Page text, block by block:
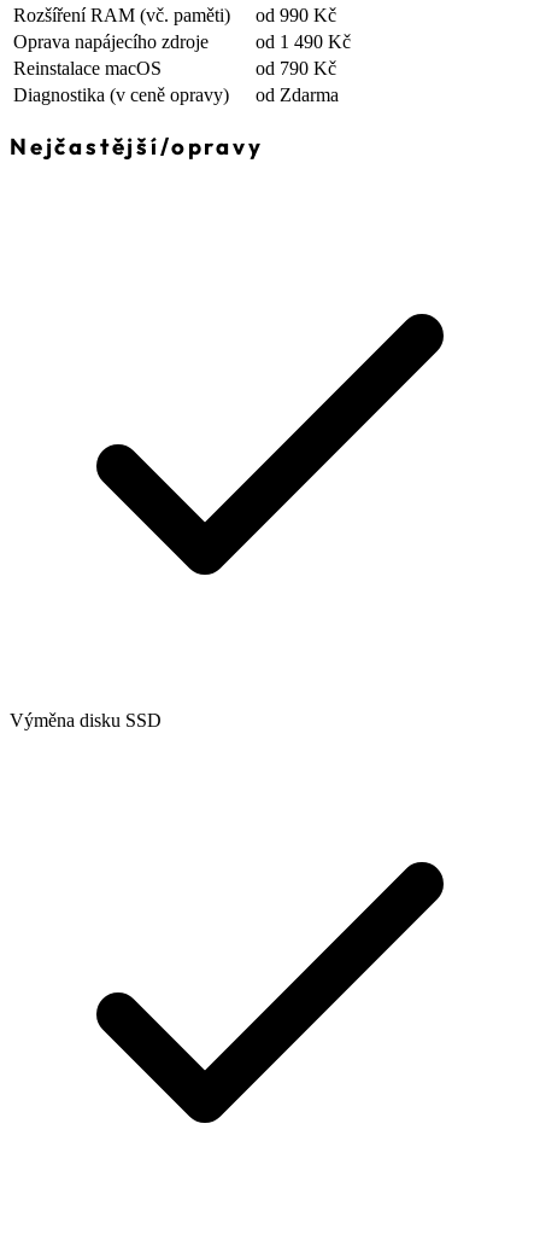
Rozšíření RAM (vč. paměti)
od 990 Kč
Oprava napájecího zdroje
od 1 490 Kč
Reinstalace macOS
od 790 Kč
Diagnostika (v ceně opravy) od Zdarma
Nejčastější/opravy
Výměna disku SSD